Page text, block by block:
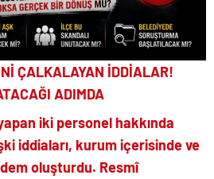
ÇALKALAYAN İDDİALAR!
ADIMDA
iki personel hakkında
iddiaları, kurum içerisinde ve
oluşturdu. Resmî